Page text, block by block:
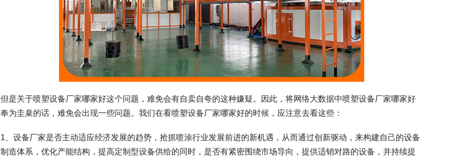
但是关于喷塑设备厂家哪家好这个问题，难免会有自卖自夸的这种嫌疑。因此，将网络大数据中喷塑设备厂家哪家好
奉为圭臬的话，难免会出现一些问题。我们在看喷塑设备厂家哪家好的时候，应注意去看这些：
1、设备厂家是否主动适应经济发展的趋势，抢抓喷涂行业发展前进的新机遇，从而通过创新驱动，来构建自己的设备
制造体系，优化产能结构，提高定制型设备供给的同时，是否有紧密围绕市场导向，提供适销对路的设备，并持续提